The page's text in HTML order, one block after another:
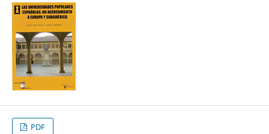
PDF